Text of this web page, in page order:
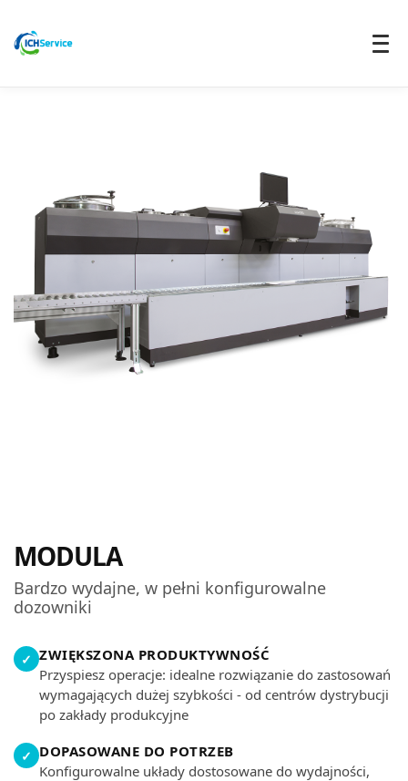
MODULA
Bardzo wydajne, w pełni konfigurowalne
dozowniki
✓ ZWIĘKSZONA PRODUKTYWNOŚĆ
Przyspiesz operacje: idealne rozwiązanie do zastosowań
wymagających dużej szybkości - od centrów dystrybucji
po zakłady produkcyjne
✓ DOPASOWANE DO POTRZEB
Konfigurowalne układy dostosowane do wydajności,